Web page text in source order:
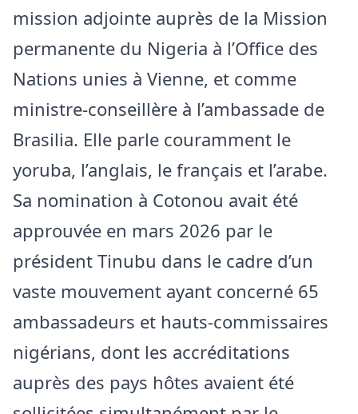
mission adjointe auprès de la Mission
permanente du Nigeria à l’Office des
Nations unies à Vienne, et comme
ministre-conseillère à l’ambassade de
Brasilia. Elle parle couramment le
yoruba, l’anglais, le français et l’arabe.
Sa nomination à Cotonou avait été
approuvée en mars 2026 par le
président Tinubu dans le cadre d’un
vaste mouvement ayant concerné 65
ambassadeurs et hauts-commissaires
nigérians, dont les accréditations
auprès des pays hôtes avaient été